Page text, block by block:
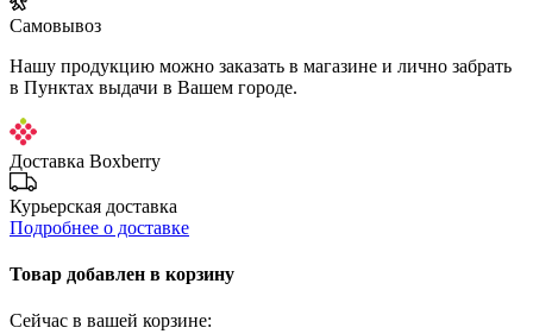
Самовывоз
Нашу продукцию можно заказать в магазине и лично забрать
в Пунктах выдачи в Вашем городе.
Доставка Boxberry
Курьерская доставка
Подробнее о доставке
Товар добавлен в корзину
Сейчас в вашей корзине: